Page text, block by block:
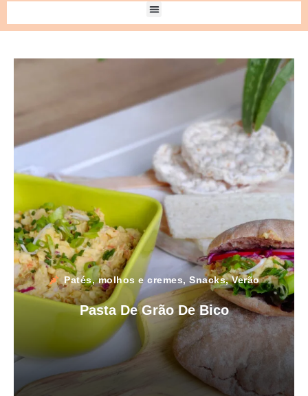
Patés, molhos e cremes, Snacks,Verão
Pasta De Grão De Bico